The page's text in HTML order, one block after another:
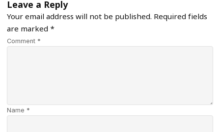
Leave a Reply
Your email address will not be published. Required fields
are marked *
Comment *
Name *